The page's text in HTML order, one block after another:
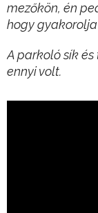
mezőkön, én
hogy
A parkoló sík
ennyi volt.